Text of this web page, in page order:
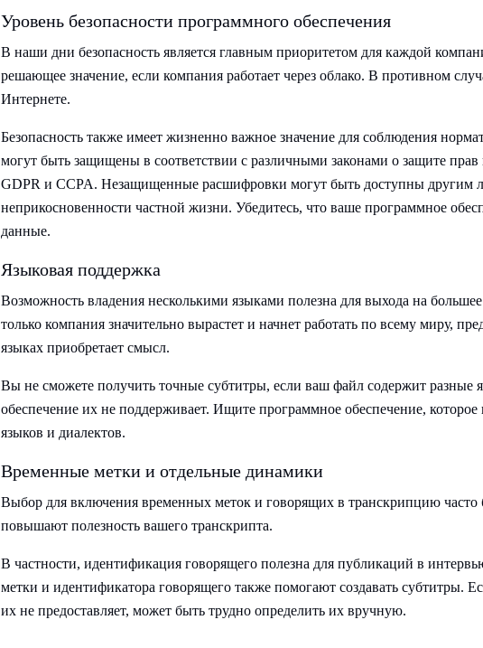
Уровень безопасности программного обеспечения
В наши дни безопасность является главным приоритетом для каждой
решающее значение, если компания работает через облако. В противном
Интернете.
Безопасность также имеет жизненно важное значение для соблюдения
могут быть защищены в соответствии с различными законами о защите прав
GDPR и CCPA. Незащищенные расшифровки могут быть доступны
неприкосновенности частной жизни. Убедитесь, что ваше программное
данные.
Языковая поддержка
Возможность владения несколькими языками полезна для выхода на
только компания значительно вырастет и начнет работать по всему миру,
языках приобретает смысл.
Вы не сможете получить точные субтитры, если ваш файл содержит разные
обеспечение их не поддерживает. Ищите программное обеспечение,
языков и диалектов.
Временные метки и отдельные динамики
Выбор для включения временных меток и говорящих в транскрипцию
повышают полезность вашего транскрипта.
В частности, идентификация говорящего полезна для публикаций в
метки и идентификатора говорящего также помогают создавать субтитры.
их не предоставляет, может быть трудно определить их вручную.